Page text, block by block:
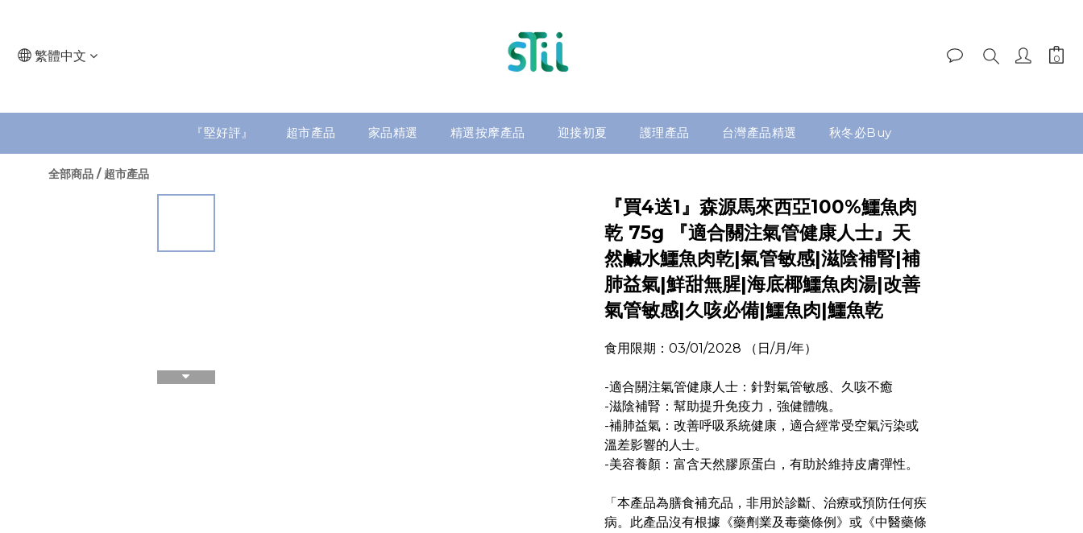
繁體中文
『堅好評』 超市產品 家品精選 精選按摩產品 迎接初夏 護理產品 台灣產品精選 秋冬必Buy
全部商品 / 超市產品
『買4送1』森源馬來西亞100%鱷魚肉
乾 75g 『適合關注氣管健康人士』天
然鹹水鱷魚肉乾|氣管敏感|滋陰補腎|補
肺益氣|鮮甜無腥|海底椰鱷魚肉湯|改善
氣管敏感|久咳必備|鱷魚肉|鱷魚乾
食用限期：03/01/2028 （日/月/年）
-適合關注氣管健康人士：針對氣管敏感、久咳不癒
-滋陰補腎：幫助提升免疫力，強健體魄。
-補肺益氣：改善呼吸系統健康，適合經常受空氣污染或
溫差影響的人士。
-美容養顏：富含天然膠原蛋白，有助於維持皮膚彈性。
「本產品為膳食補充品，非用於診斷、治療或預防任何疾
病。此產品沒有根據《藥劑業及毒藥條例》或《中醫藥條